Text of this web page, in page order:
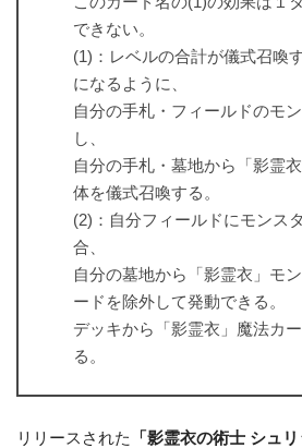
できない。
(1)：レベルの合計が儀式召喚
になるように、
自分の手札・フィールドのモ
し、
自分の手札・墓地から「影霊
体を儀式召喚する。
(2)：自分フィールドにモンス
合、
自分の墓地から「影霊衣」モ
ードを除外して発動できる。
デッキから「影霊衣」魔法カ
る。
リリースされた 「影霊衣の術士 シュリ